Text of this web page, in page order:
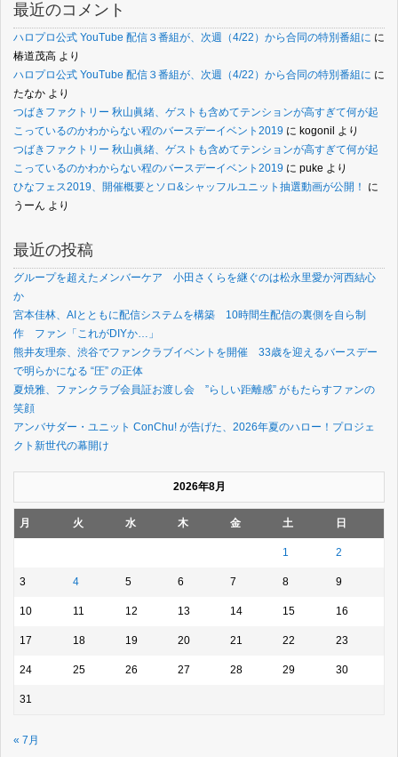
最近のコメント
ハロプロ公式 YouTube 配信３番組が、次週（4/22）から合同の特別番組に に
椿道茂高 より
ハロプロ公式 YouTube 配信３番組が、次週（4/22）から合同の特別番組に に
たなか より
つばきファクトリー 秋山眞緒、ゲストも含めてテンションが高すぎて何が起
こっているのかわからない程のバースデーイベント2019 に kogonil より
つばきファクトリー 秋山眞緒、ゲストも含めてテンションが高すぎて何が起
こっているのかわからない程のバースデーイベント2019 に puke より
ひなフェス2019、開催概要とソロ&シャッフルユニット抽選動画が公開！
に
うーん より
最近の投稿
グループを超えたメンバーケア 小田さくらを継ぐのは松永里愛か河西結心
か
宮本佳林、AIとともに配信システムを構築 10時間生配信の裏側を自ら制
作 ファン「これがDIYか…」
熊井友理奈、渋谷でファンクラブイベントを開催 33歳を迎えるバースデー
で明らかになる “圧” の正体
夏焼雅、ファンクラブ会員証お渡し会 ”らしい距離感” がもたらすファンの
笑顔
アンバサダー・ユニット ConChu! が告げた、2026年夏のハロー！プロジェ
クト新世代の幕開け
2026年8月
月 火 水 木 金 土 日
1 2
3 4 5 6 7 8 9
10 11 12 13 14 15 16
17 18 19 20 21 22 23
24 25 26 27 28 29 30
31
« 7月